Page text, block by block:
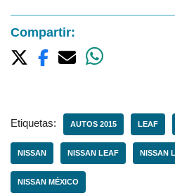
Compartir:
Etiquetas: AUTOS 2015 LEAF
NISSAN NISSAN LEAF NISSAN
NISSAN MÉXICO